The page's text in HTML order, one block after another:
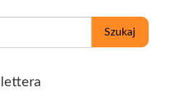
Szukaj